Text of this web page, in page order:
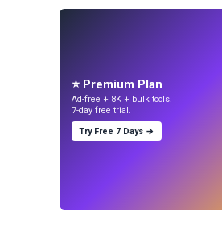
⭐ Premium Plan
Ad-free + 8K + bulk tools.
7-day free trial.
Try Free 7 Days →